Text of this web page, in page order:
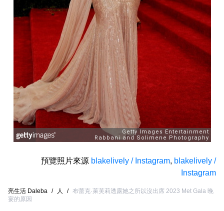
預覽照片來源 blakelively / Instagram, blakelively /
Instagram
亮生活 Daleba / 人 / 布蕾克·萊芙莉透露她之所以沒出席 2023 Met Gala 晚
宴的原因